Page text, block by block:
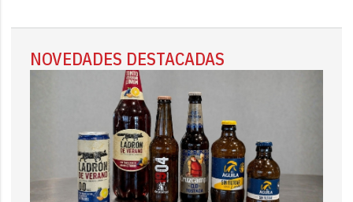
NOVEDADES DESTACADAS